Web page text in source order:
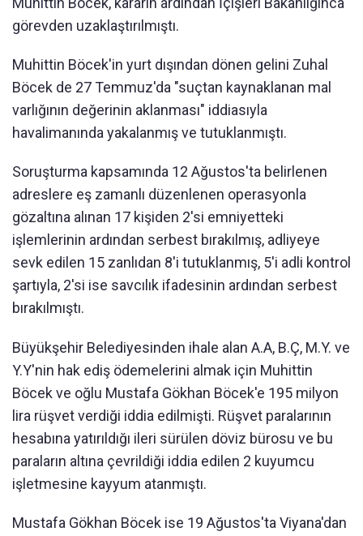
görevden uzaklaştırılmıştı.
Muhittin Böcek'in yurt dışından dönen gelini Zuhal
Böcek de 27 Temmuz'da "suçtan kaynaklanan mal
varlığının değerinin aklanması" iddiasıyla
havalimanında yakalanmış ve tutuklanmıştı.
Soruşturma kapsamında 12 Ağustos'ta belirlenen
adreslere eş zamanlı düzenlenen operasyonla
gözaltına alınan 17 kişiden 2'si emniyetteki
işlemlerinin ardından serbest bırakılmış, adliyeye
sevk edilen 15 zanlıdan 8'i tutuklanmış, 5'i adli kontrol
şartıyla, 2'si ise savcılık ifadesinin ardından serbest
bırakılmıştı.
Büyükşehir Belediyesinden ihale alan A.A, B.Ç, M.Y. ve
Y.Y'nin hak ediş ödemelerini almak için Muhittin
Böcek ve oğlu Mustafa Gökhan Böcek'e 195 milyon
lira rüşvet verdiği iddia edilmişti. Rüşvet paralarının
hesabına yatırıldığı ileri sürülen döviz bürosu ve bu
paraların altına çevrildiği iddia edilen 2 kuyumcu
işletmesine kayyum atanmıştı.
Mustafa Gökhan Böcek ise 19 Ağustos'ta Viyana'dan